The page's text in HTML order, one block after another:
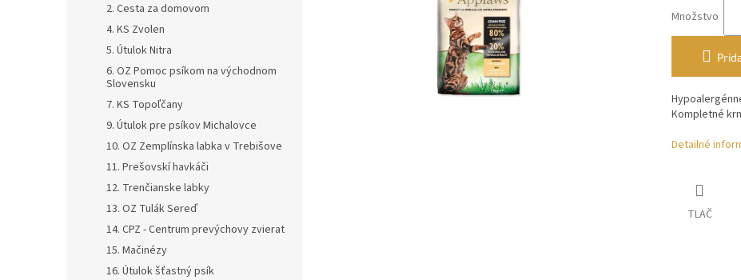
2. Cesta za domovom
4. KS Zvolen
5. Útulok Nitra
6. OZ Pomoc psíkom na východnom
Slovensku
7. KS Topoľčany
9. Útulok pre psíkov Michalovce
10. OZ Zemplínska labka v Trebišove
11. Prešovskí havkáči
12. Trenčianske labky
13. OZ Tulák Sereď
14. CPZ - Centrum prevýchovy zvierat
15. Mačinézy
16. Útulok šťastný psík
Množstvo
Kompletné
Detailné
TLAČ